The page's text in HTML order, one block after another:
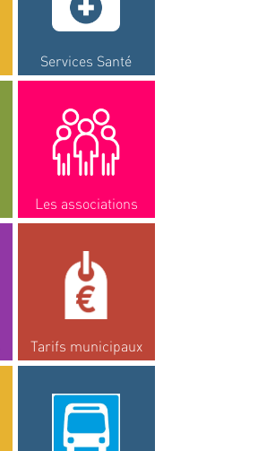
Services Santé
Les associations
Tarifs municipaux